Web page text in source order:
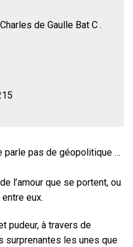
de Gaulle Bat C .
parle pas de géopolitique …
l’amour que se portent, ou
eux.
pudeur, à travers de
les unes que